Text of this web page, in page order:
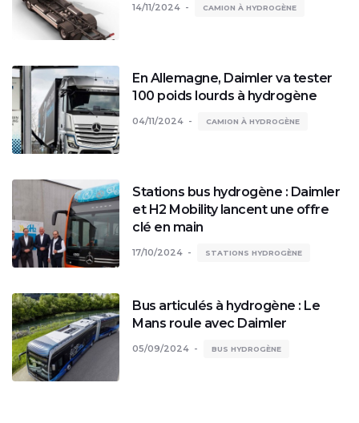
14/11/2024 CAMION À HYDROGÈNE
En Allemagne, Daimler va tester
100 poids lourds à hydrogène
04/11/2024 CAMION À HYDROGÈNE
Stations bus hydrogène : Daimler
et H2 Mobility lancent une offre
clé en main
17/10/2024 STATIONS HYDROGÈNE
Bus articulés à hydrogène : Le
Mans roule avec Daimler
05/09/2024 BUS HYDROGÈNE